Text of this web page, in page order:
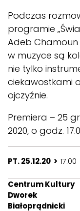
Podczas
programie
Adeb
w muzyce są
nie tylko
ciekawostkami
ojczyźnie.
Premiera – 25
2020, o godz.
PT. 25.12.20 > 17:00
Centrum Kultury
Dworek
Białoprądnicki